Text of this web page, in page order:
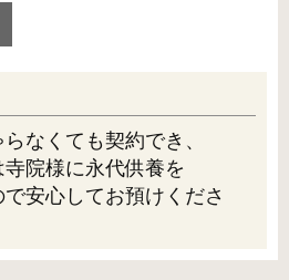
なくても契約でき、
院様に永代供養を
安心してお預けくださ